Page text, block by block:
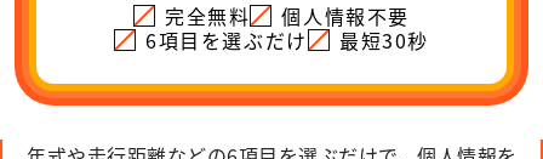
完全無料
個人情報不要
6項目を選ぶだけ
最短30秒